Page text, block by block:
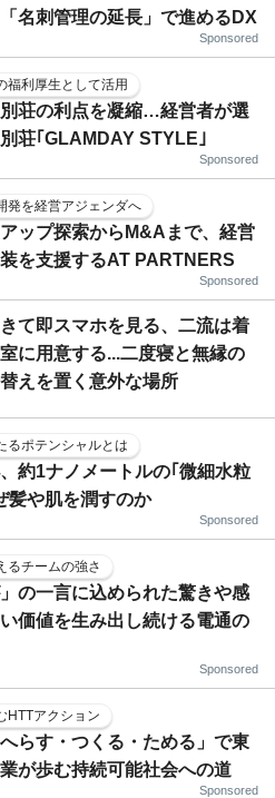
名刺管理の延長」で進めるDX
Sponsored
福利厚生として活用
荘の利点を凝縮…経営者が選
荘｢GLAMDAY STYLE｣
Sponsored
発を経営アジェンダへ
ップ探索からM&Aまで、経営
を支援するAT PARTNERS
Sponsored
て即スマホを見る、二流は着
に用意する...二度寝と無縁の
えを置く意外な場所
るポテンシャルとは
約1ナノメートルの｢微細水粒
髪や肌を潤すのか
Sponsored
るチームの強さ
」の一言に込められた驚きや感
価値を生み出し続ける電通の
Sponsored
HTTアクション
らす・つくる・ためる」で東
が歩む持続可能社会への道
Sponsored